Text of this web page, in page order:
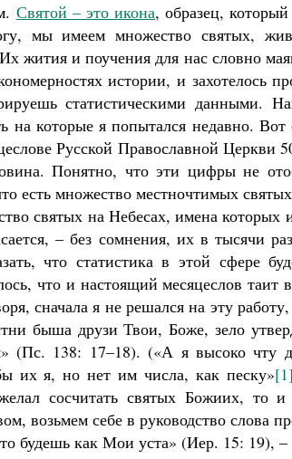
Святой – это икона, образец,
мы имеем множество святых,
жития и поучения для нас словно
истории, и захотелось
статистическими данными.
на которые я попытался недавно.
Русской Православной Церкви
Понятно, что эти цифры не
есть множество местночтимых
святых на Небесах, имена
– без сомнения, их в тысячи
что статистика в этой сфере
что и настоящий месяцеслов таит
сначала я не решался на эту
быша друзи Твои, Боже, зело
(Пс. 138: 17–18). («А я высоко чту
их я, но нет им числа, как песку»[1]
сосчитать святых Божиих, то
возьмем себе в руководство слова
будешь как Мои уста» (Иер. 15: 19),